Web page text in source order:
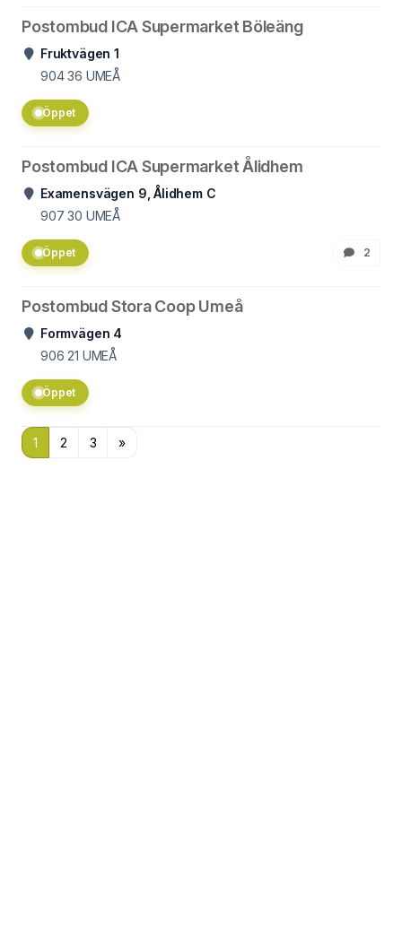
Postombud ICA Supermarket Böleäng
Fruktvägen 1
904 36 UMEÅ
Öppet
Postombud ICA Supermarket Ålidhem
Examensvägen 9, Ålidhem C
907 30 UMEÅ
Öppet 2
Postombud Stora Coop Umeå
Formvägen 4
906 21 UMEÅ
Öppet
1 2 3 »